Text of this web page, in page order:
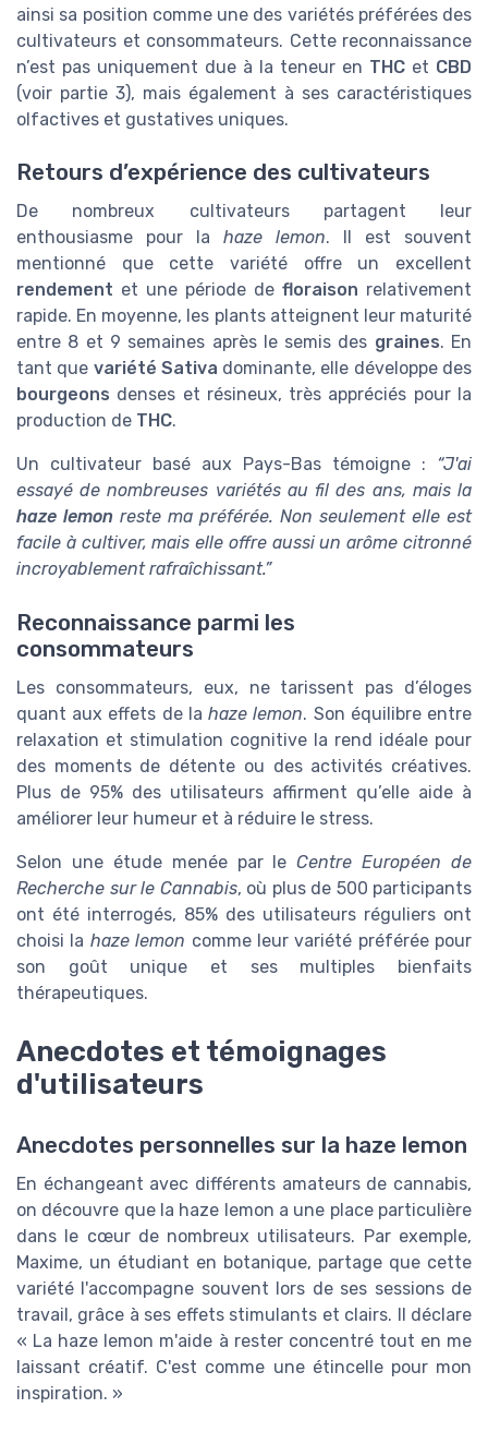
ainsi sa position comme une des variétés préférées des
cultivateurs et consommateurs. Cette reconnaissance
n’est pas uniquement due à la teneur en THC et CBD
(voir partie 3), mais également à ses caractéristiques
olfactives et gustatives uniques.
Retours d’expérience des cultivateurs
De nombreux cultivateurs partagent leur
enthousiasme pour la haze lemon. Il est souvent
mentionné que cette variété offre un excellent
rendement et une période de floraison relativement
rapide. En moyenne, les plants atteignent leur maturité
entre 8 et 9 semaines après le semis des graines. En
tant que variété Sativa dominante, elle développe des
bourgeons denses et résineux, très appréciés pour la
production de THC.
Un cultivateur basé aux Pays-Bas témoigne : “J'ai
essayé de nombreuses variétés au fil des ans, mais la
haze lemon reste ma préférée. Non seulement elle est
facile à cultiver, mais elle offre aussi un arôme citronné
incroyablement rafraîchissant.”
Reconnaissance parmi les
consommateurs
Les consommateurs, eux, ne tarissent pas d’éloges
quant aux effets de lahaze lemon. Son équilibre entre
relaxation et stimulation cognitive la rend idéale pour
des moments de détente ou des activités créatives.
Plus de 95% des utilisateurs affirment qu’elle aide à
améliorer leur humeur et à réduire le stress.
Selon une étude menée par leCentre Européen de
Recherche sur le Cannabis, où plus de 500 participants
ont été interrogés, 85% des utilisateurs réguliers ont
choisi la haze lemon comme leur variété préférée pour
son goût unique et ses multiples bienfaits
thérapeutiques.
Anecdotes et témoignages
d'utilisateurs
Anecdotes personnelles sur la haze lemon
En échangeant avec différents amateurs de cannabis,
on découvre que la haze lemon a une place particulière
dans le cœur de nombreux utilisateurs. Par exemple,
Maxime, un étudiant en botanique, partage que cette
variété l'accompagne souvent lors de ses sessions de
travail, grâce à ses effets stimulants et clairs. Il déclare
« La haze lemon m'aide à rester concentré tout en me
laissant créatif. C'est comme une étincelle pour mon
inspiration. »